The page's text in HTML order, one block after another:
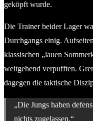
geköpft wurde.
Die Trainer beider Lager
Durchgangs einig.
klassischen „lauen
weitgehend verpufften.
dagegen die taktische
„Die Jungs haben
nichts zugelassen.“